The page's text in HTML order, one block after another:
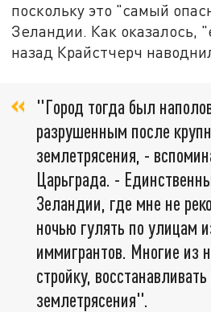
поскольку это "самый
Зеландии. Как оказалось,
назад Крайстчерч
"Город тогда был
разрушенным после
землетрясения, -
Царьграда. -
Зеландии, где мне не
ночью гулять по улицам
иммигрантов. Многие из
стройку,
землетрясения".